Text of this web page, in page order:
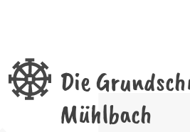
Die
Mühlbach